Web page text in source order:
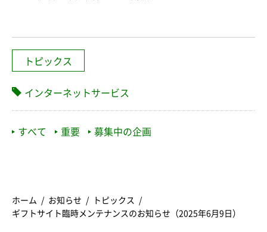
トピックス
インターネットサービス
すべて 重要 募集中の企画
ホーム お知らせ
トピックス
ギフトサイト臨時メンテナンスのお知らせ（2025年6月9日）